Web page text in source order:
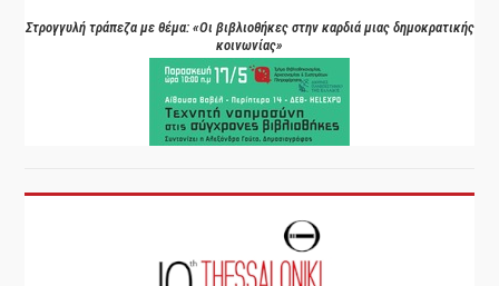
Στρογγυλή τράπεζα με θέμα: «Οι βιβλιοθήκες στην καρδιά μιας δημοκρατικής
κοινωνίας»